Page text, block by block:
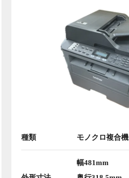
種類 モノクロ複合機
幅481mm